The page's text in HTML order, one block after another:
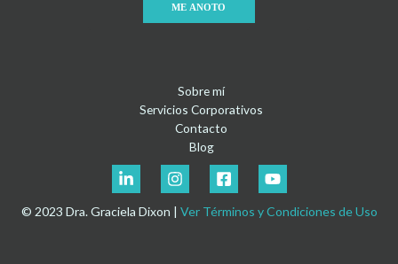
ME ANOTO
Sobre mí
Servicios Corporativos
Contacto
Blog
© 2023 Dra. Graciela Dixon | Ver Términos y Condiciones de Uso